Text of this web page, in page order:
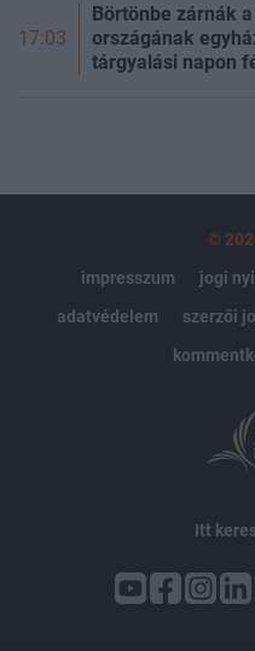
17:03
Börtönbe zárnák
országának
tárgyalási napon
©
impresszum
jogi
adatvédelem
szerzői
Itt